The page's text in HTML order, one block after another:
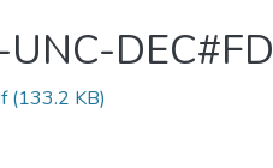
DEC#FD
(133.2 KB)